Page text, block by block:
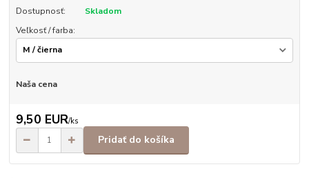
Dostupnosť:
Skladom
Veľkosť / farba:
Naša cena
9,50 EUR/ks
Pridať do košíka